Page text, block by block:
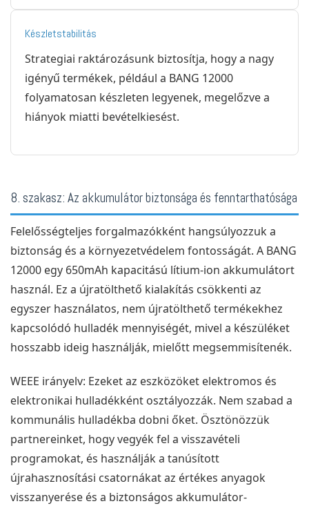
Készletstabilitás
Strategiai raktározásunk biztosítja, hogy a nagy
igényű termékek, például a BANG 12000
folyamatosan készleten legyenek, megelőzve a
hiányok miatti bevételkiesést.
8. szakasz: Az akkumulátor biztonsága és fenntarthatósága
Felelősségteljes forgalmazókként hangsúlyozzuk a
biztonság és a környezetvédelem fontosságát. A BANG
12000 egy 650mAh kapacitású lítium-ion akkumulátort
használ. Ez a újratölthető kialakítás csökkenti az
egyszer használatos, nem újratölthető termékekhez
kapcsolódó hulladék mennyiségét, mivel a készüléket
hosszabb ideig használják, mielőtt megsemmisítenék.
WEEE irányelv: Ezeket az eszközöket elektromos és
elektronikai hulladékként osztályozzák. Nem szabad a
kommunális hulladékba dobni őket. Ösztönözzük
partnereinket, hogy vegyék fel a visszavételi
programokat, és használják a tanúsított
újrahasznosítási csatornákat az értékes anyagok
visszanyerése és a biztonságos akkumulátor-